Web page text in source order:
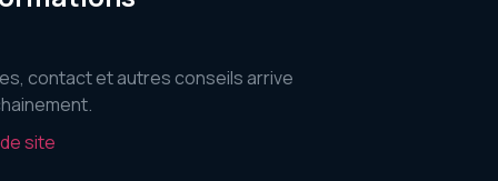
contact et autres conseils arrive
site